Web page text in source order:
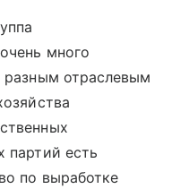
много
разным отраслевым
партий есть
по выработке